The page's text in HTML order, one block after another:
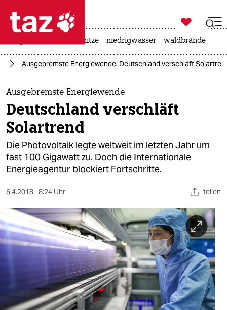
 taz zahl ich
taz zahl ich
themen
politik
öko
gesellschaft
sport
berlin
nord
wahrheit
verlag

taz zahl ich
hitze niedrigwasser waldbrände
Ausgebremste Energiewende: Deutschland verschläft
Ausgebremste Energiewende
Deutschland verschläft
Solartrend
Die Photovoltaik legte weltweit im letzten Jahr um
fast 100 Gigawatt zu. Doch die Internationale
Energieagentur blockiert Fortschritte.
6.4.2018 8:24 Uhr teilen